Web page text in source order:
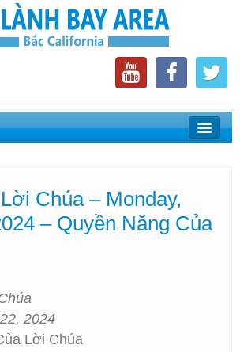
Lành Bay Area
Bắc California
Chúa – Monday,
– Quyền Năng Của
2024
Lời Chúa